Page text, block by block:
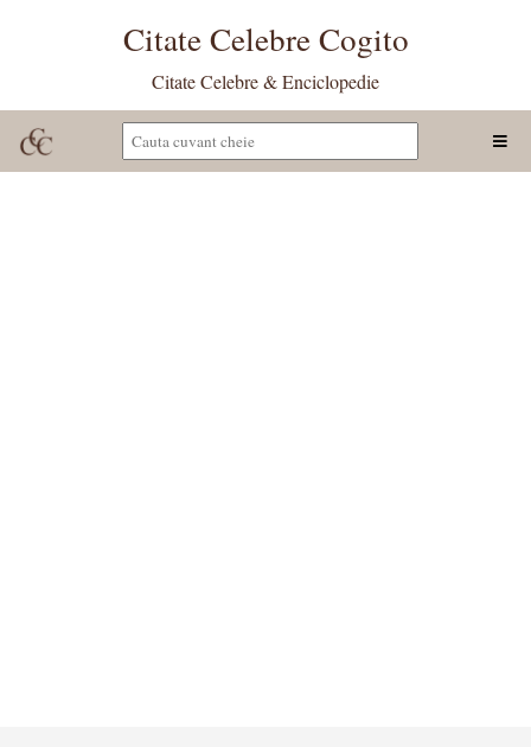
Citate Celebre Cogito
Citate Celebre & Enciclopedie